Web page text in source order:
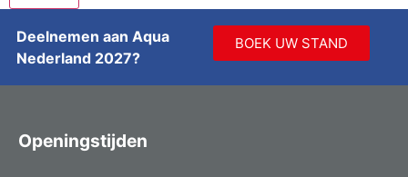
Deelnemen aan Aqua
Nederland 2027?
BOEK UW STAND
Openingstijden